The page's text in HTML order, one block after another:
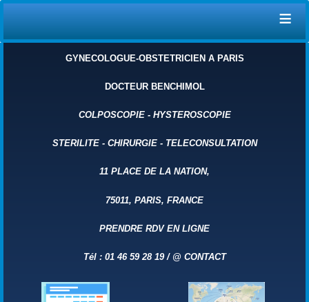
≡
GYNECOLOGUE-OBSTETRICIEN A PARIS
DOCTEUR BENCHIMOL
COLPOSCOPIE- HYSTEROSCOPIE
STERILITE- CHIRURGIE- TELECONSULTATION
11 PLACE DE LA NATION,
75011, PARIS, FRANCE
PRENDRE RDV EN LIGNE
Tél : 01 46 59 28 19 / @ CONTACT